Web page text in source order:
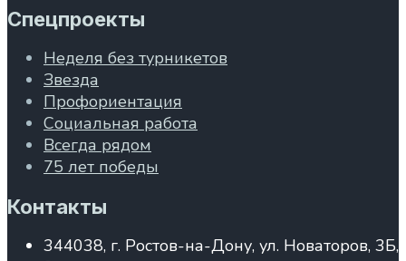
Спецпроекты
Неделя без турникетов
Звезда
Профориентация
Социальная работа
Всегда рядом
75 лет победы
Контакты
344038, г. Ростов-на-Дону, ул. Новаторов, 3Б,